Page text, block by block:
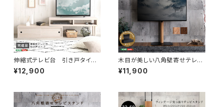
伸縮式テレビ台 引き戸タイ
プ SD-120EX
¥12,900
木目が美しい八角壁寄せテレビ
スタンドロータイプ専用 ハー
ドディスクホルダーセット OT
¥11,900